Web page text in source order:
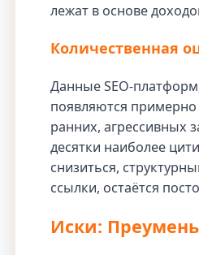
лежат в основе
Количественная
Данные SEO-
появляются
ранних, агрессивных
десятки наиболее
снизиться,
ссылки, остаётся
Иски: